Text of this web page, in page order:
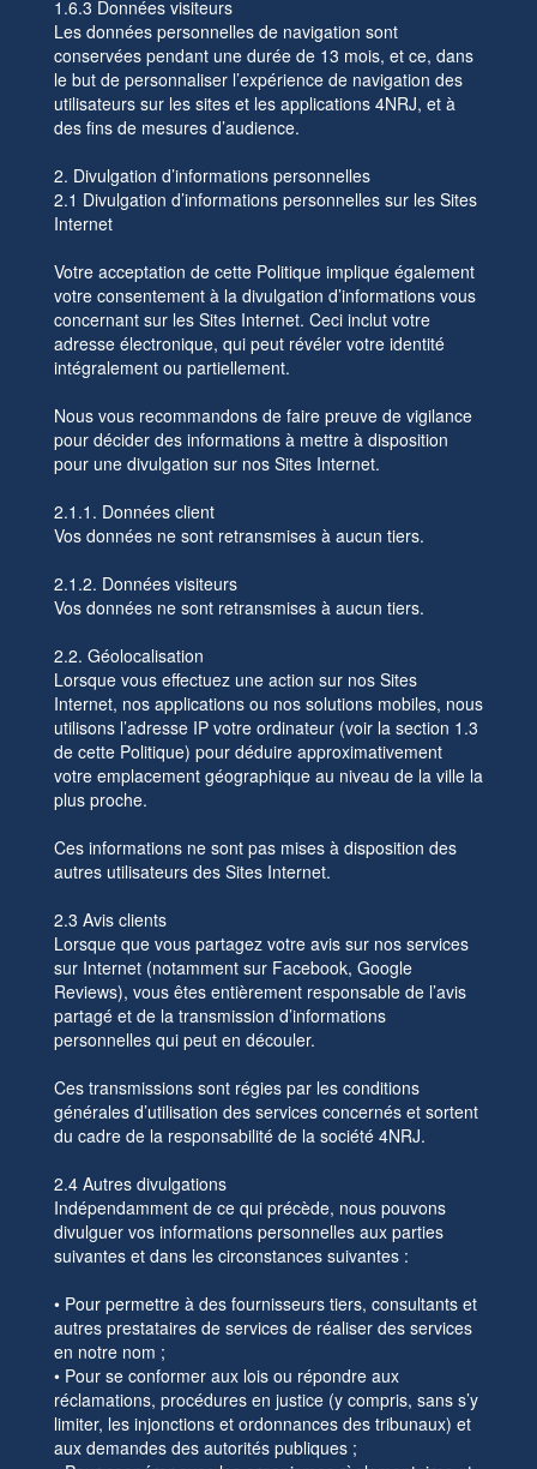
1.6.3 Données visiteurs
Les données personnelles de navigation sont
conservées pendant une durée de 13 mois, et ce, dans
le but de personnaliser l’expérience de navigation des
utilisateurs sur les sites et les applications 4NRJ, et à
des fins de mesures d’audience.
2. Divulgation d’informations personnelles
2.1 Divulgation d’informations personnelles sur les Sites
Internet
Votre acceptation de cette Politique implique également
votre consentement à la divulgation d’informations vous
concernant sur les Sites Internet. Ceci inclut votre
adresse électronique, qui peut révéler votre identité
intégralement ou partiellement.
Nous vous recommandons de faire preuve de vigilance
pour décider des informations à mettre à disposition
pour une divulgation sur nos Sites Internet.
2.1.1. Données client
Vos données ne sont retransmises à aucun tiers.
2.1.2. Données visiteurs
Vos données ne sont retransmises à aucun tiers.
2.2. Géolocalisation
Lorsque vous effectuez une action sur nos Sites
Internet, nos applications ou nos solutions mobiles, nous
utilisons l’adresse IP votre ordinateur (voir la section 1.3
de cette Politique) pour déduire approximativement
votre emplacement géographique au niveau de la ville la
plus proche.
Ces informations ne sont pas mises à disposition des
autres utilisateurs des Sites Internet.
2.3 Avis clients
Lorsque que vous partagez votre avis sur nos services
sur Internet (notamment sur Facebook, Google
Reviews), vous êtes entièrement responsable de l’avis
partagé et de la transmission d’informations
personnelles qui peut en découler.
Ces transmissions sont régies par les conditions
générales d’utilisation des services concernés et sortent
du cadre de la responsabilité de la société 4NRJ.
2.4 Autres divulgations
Indépendamment de ce qui précède, nous pouvons
divulguer vos informations personnelles aux parties
suivantes et dans les circonstances suivantes :
• Pour permettre à des fournisseurs tiers, consultants et
autres prestataires de services de réaliser des services
en notre nom ;
• Pour se conformer aux lois ou répondre aux
réclamations, procédures en justice (y compris, sans s’y
limiter, les injonctions et ordonnances des tribunaux) et
aux demandes des autorités publiques ;